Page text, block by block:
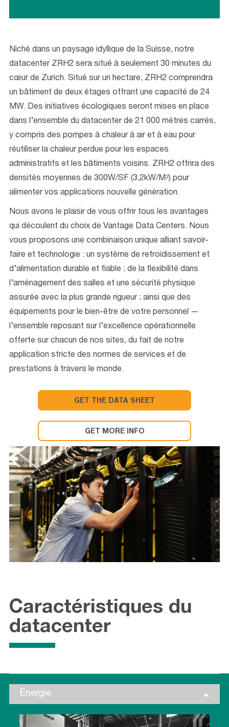
Niché dans un paysage idyllique de la Suisse, notre
datacenter ZRH2 sera situé à seulement 30 minutes du
cœur de Zurich. Situé sur un hectare, ZRH2 comprendra
un bâtiment de deux étages offrant une capacité de 24
MW. Des initiatives écologiques seront mises en place
dans l’ensemble du datacenter de 21 000 mètres carrés,
y compris des pompes à chaleur à air et à eau pour
réutiliser la chaleur perdue pour les espaces
administratifs et les bâtiments voisins. ZRH2 offrira des
densités moyennes de 300W/SF (3,2kW/M²) pour
alimenter vos applications nouvelle génération.
Nous avons le plaisir de vous offrir tous les avantages
qui découlent du choix de Vantage Data Centers. Nous
vous proposons une combinaison unique alliant savoir-
faire et technologie : un système de refroidissement et
d’alimentation durable et fiable ; de la flexibilité dans
l’aménagement des salles et une sécurité physique
assurée avec la plus grande rigueur ; ainsi que des
équipements pour le bien-être de votre personnel —
l’ensemble reposant sur l’excellence opérationnelle
offerte sur chacun de nos sites, du fait de notre
application stricte des normes de services et de
prestations à travers le monde.
GET THE DATA SHEET
GET MORE INFO
Caractéristiques du
datacenter
Énergie